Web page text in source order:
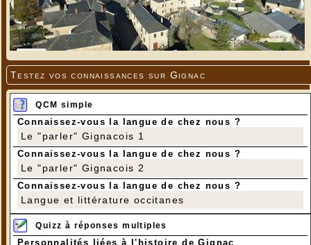
Testez vos connaissances sur Gignac
QCM simple
Connaissez-vous la langue de chez nous ?
Le "parler" Gignacois 1
Connaissez-vous la langue de chez nous ?
Le "parler" Gignacois 2
Connaissez-vous la langue de chez nous ?
Langue et littérature occitanes
Quizz à réponses multiples
Personnalités liées à l'histoire de Gignac